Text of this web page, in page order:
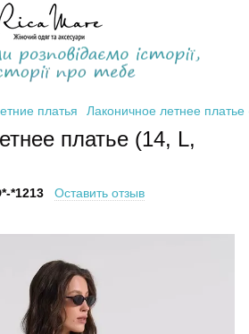
платья Лаконичное летнее
платье (14, L,
*1213 Оставить отзыв